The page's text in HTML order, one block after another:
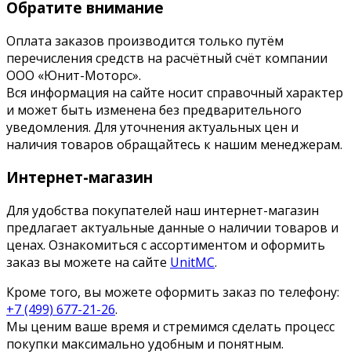
Обратите внимание
Оплата заказов производится только путём
перечисления средств на расчётный счёт компании
ООО «Юнит-Моторс».
Вся информация на сайте носит справочный характер
и может быть изменена без предварительного
уведомления. Для уточнения актуальных цен и
наличия товаров обращайтесь к нашим менеджерам.
Интернет-магазин
Для удобства покупателей наш интернет-магазин
предлагает актуальные данные о наличии товаров и
ценах. Ознакомиться с ассортиментом и оформить
заказ вы можете на сайте UnitMC.
Кроме того, вы можете оформить заказ по телефону:
+7 (499) 677-21-26.
Мы ценим ваше время и стремимся сделать процесс
покупки максимально удобным и понятным.